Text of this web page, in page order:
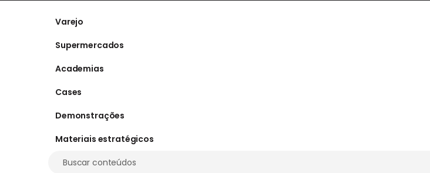
Varejo
Supermercados
Academias
Cases
Demonstrações
Materiais estratégicos
Buscar conteúdos